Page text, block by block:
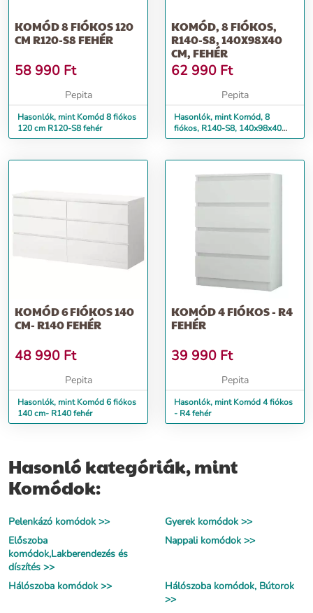
KOMÓD 8 FIÓKOS 120
CM R120-S8 FEHÉR
58 990 Ft
Pepita
Hasonlók, mint Komód 8 fiókos
120 cm R120-S8 fehér
KOMÓD, 8 FIÓKOS,
R140-S8, 140X98X40
CM, FEHÉR
62 990 Ft
Pepita
Hasonlók, mint Komód, 8
fiókos, R140-S8, 140x98x40
cm, fehér
KOMÓD 6 FIÓKOS 140
CM- R140 FEHÉR
48 990 Ft
Pepita
Hasonlók, mint Komód 6 fiókos
140 cm- R140 fehér
KOMÓD 4 FIÓKOS - R4
FEHÉR
39 990 Ft
Pepita
Hasonlók, mint Komód 4 fiókos
- R4 fehér
Hasonló kategóriák, mint
Komódok:
Pelenkázó komódok >>
Gyerek komódok >>
Előszoba
komódok,Lakberendezés és
díszítés >>
Nappali komódok >>
Hálószoba komódok >>
Hálószoba komódok, Bútorok
>>